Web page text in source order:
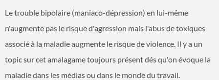
Le trouble bipolaire (maniaco-dépression) en lui-même
n'augmente pas le risque d'agression mais l'abus de toxiques
associé à la maladie augmente le risque de violence. Il y a un
topic sur cet amalagame toujours présent dés qu'on évoque la
maladie dans les médias ou dans le monde du travail.